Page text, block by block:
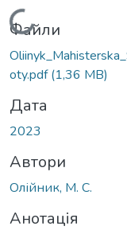
Вантажиться...
Файли
oty.pdf(1,36 MB)
Дата
2023
Автори
Олійник, М. С.
Анотація